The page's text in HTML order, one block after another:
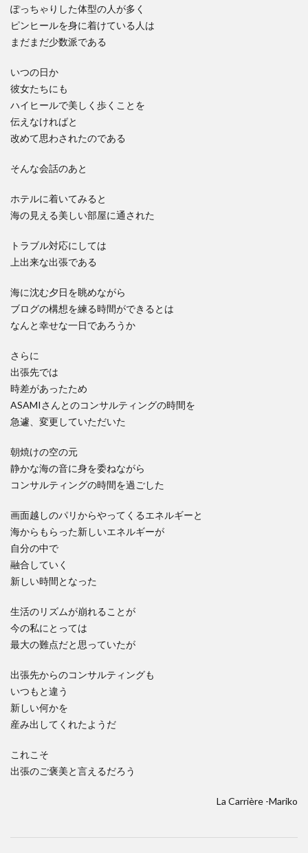
ぽっちゃりした体型の人が多く
ピンヒールを身に着けている人は
まだまだ少数派である
いつの日か
彼女たちにも
ハイヒールで美しく歩くことを
伝えなければと
改めて思わされたのである
そんな会話のあと
ホテルに着いてみると
海の見える美しい部屋に通された
トラブル対応にしては
上出来な出張である
海に沈む夕日を眺めながら
ブログの構想を練る時間ができるとは
なんと幸せな一日であろうか
さらに
出張先では
時差があったため
ASAMIさんとのコンサルティングの時間を
急遽、変更していただいた
朝焼けの空の元
静かな海の音に身を委ねながら
コンサルティングの時間を過ごした
画面越しのパリからやってくるエネルギーと
海からもらった新しいエネルギーが
自分の中で
融合していく
新しい時間となった
生活のリズムが崩れることが
今の私にとっては
最大の難点だと思っていたが
出張先からのコンサルティングも
いつもと違う
新しい何かを
産み出してくれたようだ
これこそ
出張のご褒美と言えるだろう
La Carrière -Mariko